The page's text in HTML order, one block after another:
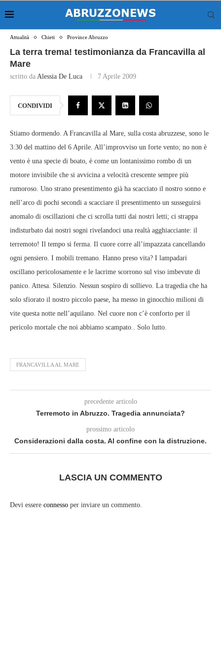
Attualità Chieti Province Abruzzo
La terra trema! testimonianza da Francavilla al
Mare
scritto da Alessia De Luca 7 Aprile 2009
CONDIVIDI
Stiamo dormendo. A Francavilla al Mare, sulla costa abruzzese, sono le
3:30 del mattino del 6 Aprile. All’improvviso un forte vento; no non è
vento è una specie di boato, è come un lontanissimo rombo di un
motore invisibile che si avvicina a velocità crescente sempre più
rumoroso. Uno strano presentimento già ha scacciato il nostro sonno e
nell’arco di pochi secondi a scacciare il presentimento un susseguirsi
anomalo di oscillazioni che ci scrolla tutti dai nostri letti; ci strappa
indisturbato dai nostri sogni rivelandoci una realtà agghiacciante: il
terremoto! Il tempo si ferma. Il cuore corre all’impazzata cancellando
ogni pensiero. I mobili tremano. Hanno preso vita? I lampadari
oscillano pericolosamente e le lacrime scorrono sul viso imbevute di
panico. Attesa. Silenzio. Nessun sospiro di sollievo. La tragedia che ha
solo sfiorato il nostro piccolo paese, ha messo in ginocchio milioni di
vite questa notte nell’aquilano. Nel cuore non c’è conforto per il
pericolo mortale che noi abbiamo scampato.. Solo lutto.
FRANCAVILLA AL MARE
precedente articolo
Terremoto in Abruzzo. Tragedia annunciata?
prossimo articolo
Considerazioni dalla costa. Al confine con la distruzione.
LASCIA UN COMMENTO
Devi essere connesso per inviare un commento.